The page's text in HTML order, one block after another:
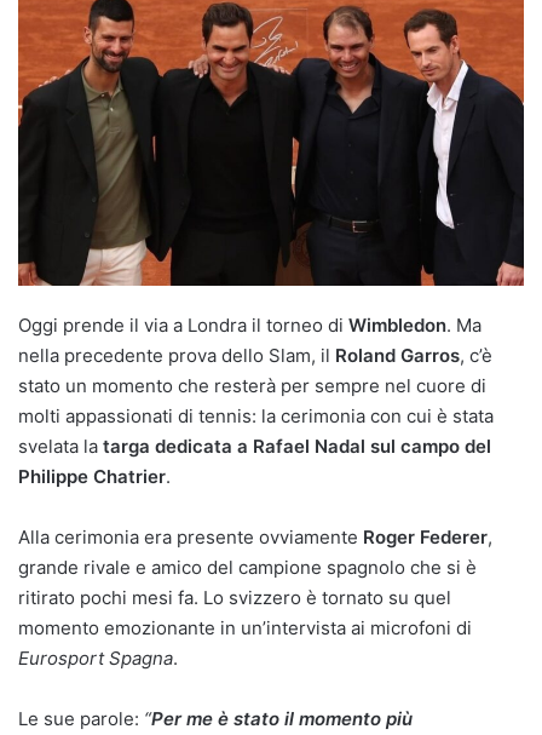
Oggi prende il via a Londra il torneo di Wimbledon. Ma
nella precedente prova dello Slam, il Roland Garros, c’è
stato un momento che resterà per sempre nel cuore di
molti appassionati di tennis: la cerimonia con cui è stata
svelata la targa dedicata a Rafael Nadal sul campo del
Philippe Chatrier.
Alla cerimonia era presente ovviamente Roger Federer,
grande rivale e amico del campione spagnolo che si è
ritirato pochi mesi fa. Lo svizzero è tornato su quel
momento emozionante in un’intervista ai microfoni di
Eurosport Spagna.
Le sue parole: “Per me è stato il momento più